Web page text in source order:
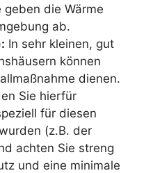
geben die Wärme
ab.
In sehr kleinen, gut
können
dienen.
Sie hierfür
für diesen
(z.B. der
achten Sie streng
und eine minimale